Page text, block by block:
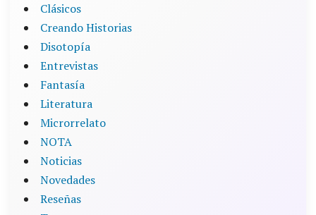
Clásicos
Creando Historias
Disotopía
Entrevistas
Fantasía
Literatura
Microrrelato
NOTA
Noticias
Novedades
Reseñas